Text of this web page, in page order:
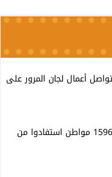
أعمال لجان المرور على
محافظ الدقهلية: 1596 مواطن استفادوا من